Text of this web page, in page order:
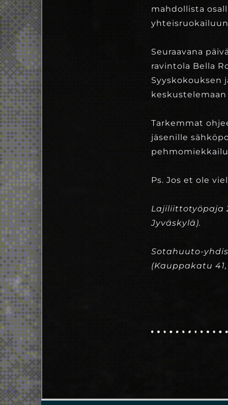
mahdollista
Seuraavana
ravintola Bella
Syyskokouksen
Tarkemmat
jäsenille
Ps. Jos et ole
Lajiliittotyöpaja
Jyväskylä).
Sotahuuto-
(Kauppakatu